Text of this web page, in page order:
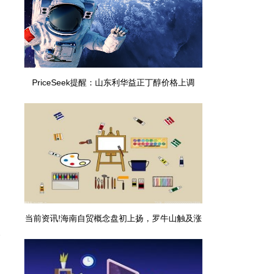
PriceSeek提醒：山东利华益正丁醇价格上调
当前资讯!海南自贸概念盘初上扬，罗牛山触及涨